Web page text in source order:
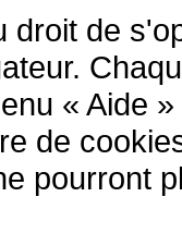
droit de
« Aide
de
pourront